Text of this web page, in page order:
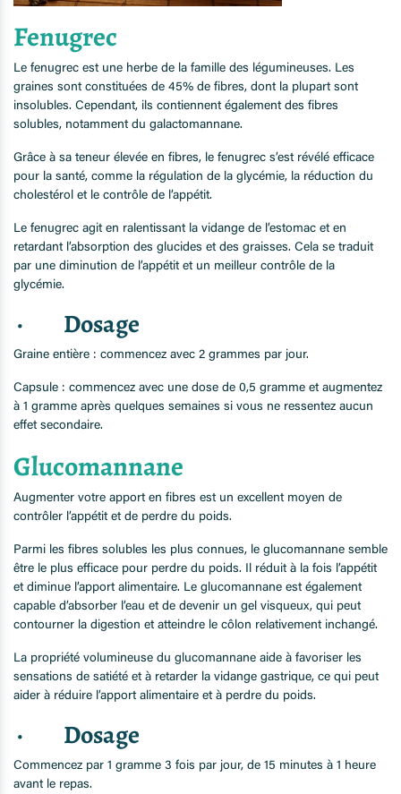
Fenugrec
Le fenugrec est une herbe de la famille des légumineuses. Les
graines sont constituées de 45% de fibres, dont la plupart sont
insolubles. Cependant, ils contiennent également des fibres
solubles, notamment du galactomannane.
Grâce à sa teneur élevée en fibres, le fenugrec s’est révélé efficace
pour la santé, comme la régulation de la glycémie, la réduction du
cholestérol et le contrôle de l’appétit.
Le fenugrec agit en ralentissant la vidange de l’estomac et en
retardant l’absorption des glucides et des graisses. Cela se traduit
par une diminution de l’appétit et un meilleur contrôle de la
glycémie.
· Dosage
Graine entière : commencez avec 2 grammes par jour.
Capsule : commencez avec une dose de 0,5 gramme et augmentez
à 1 gramme après quelques semaines si vous ne ressentez aucun
effet secondaire.
Glucomannane
Augmenter votre apport en fibres est un excellent moyen de
contrôler l’appétit et de perdre du poids.
Parmi les fibres solubles les plus connues, le glucomannane semble
être le plus efficace pour perdre du poids. Il réduit à la fois l’appétit
et diminue l’apport alimentaire. Le glucomannane est également
capable d’absorber l’eau et de devenir un gel visqueux, qui peut
contourner la digestion et atteindre le côlon relativement inchangé.
La propriété volumineuse du glucomannane aide à favoriser les
sensations de satiété et à retarder la vidange gastrique, ce qui peut
aider à réduire l’apport alimentaire et à perdre du poids.
· Dosage
Commencez par 1 gramme 3 fois par jour, de 15 minutes à 1 heure
avant le repas.